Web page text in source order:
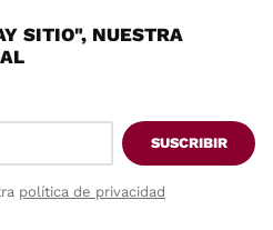
SITIO", NUESTRA
SUSCRIBIR
política de privacidad